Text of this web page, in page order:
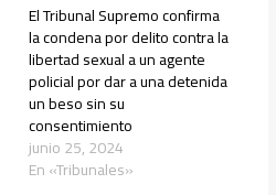
El Tribunal Supremo confirma
la condena por delito contra la
libertad sexual a un agente
policial por dar a una detenida
un beso sin su
consentimiento
junio 25, 2024
En «Tribunales»